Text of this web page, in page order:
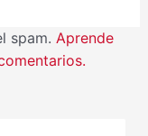
spam. Aprende